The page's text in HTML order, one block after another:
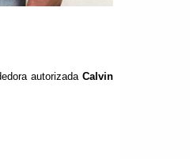
autorizada Calvin